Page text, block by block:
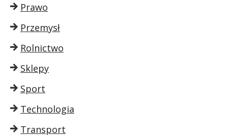
Prawo
Przemysł
Rolnictwo
Sklepy
Sport
Technologia
Transport